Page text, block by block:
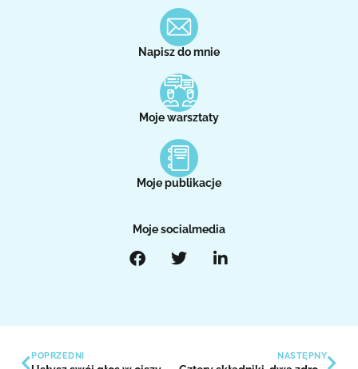
Napisz do mnie
Moje warsztaty
Moje publikacje
Moje socialmedia
POPRZEDNI NASTĘPNY